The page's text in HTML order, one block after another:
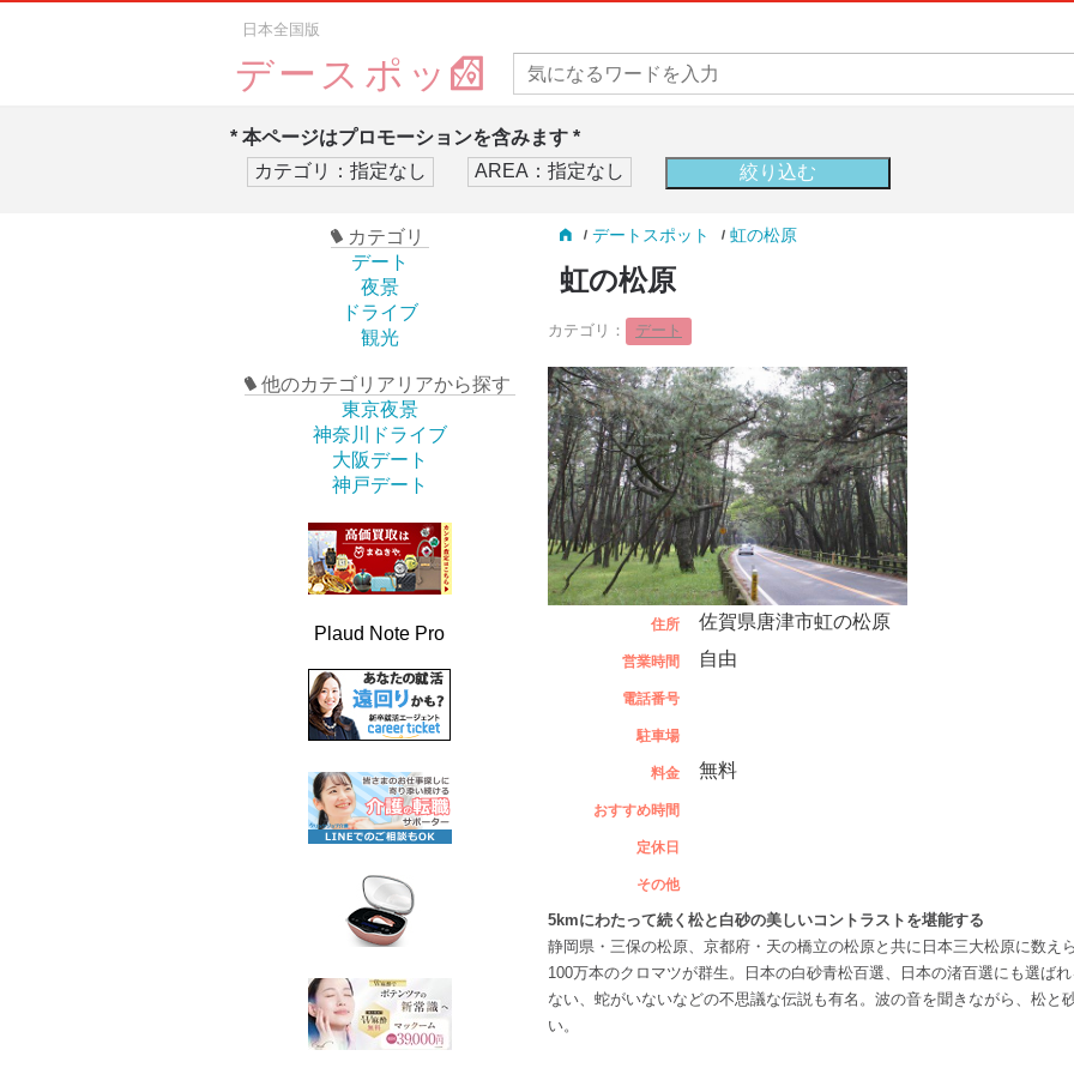
日本全国版
デースポッ
* 本ページはプロモーションを含みます *
カテゴリ
デート
夜景
ドライブ
観光
他のカテゴリアリアから探す
東京夜景
神奈川ドライブ
大阪デート
神戸デート
Plaud Note Pro
デートスポット 虹の松原
虹の松原
カテゴリ： デート
住所 佐賀県唐津市虹の松原
営業時間 自由
電話番号
駐車場
料金 無料
おすすめ時間
定休日
その他
5kmにわたって続く松と白砂の美しいコントラストを堪能する
静岡県・三保の松原、京都府・天の橋立の松原と共に日本三大松原に数え
100万本のクロマツが群生。日本の白砂青松百選、日本の渚百選にも選ば
ない、蛇がいないなどの不思議な伝説も有名。波の音を聞きながら、松と
い。